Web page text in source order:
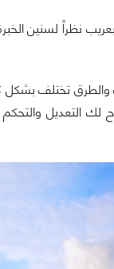
والطرق تختلف بشكل
التعديل